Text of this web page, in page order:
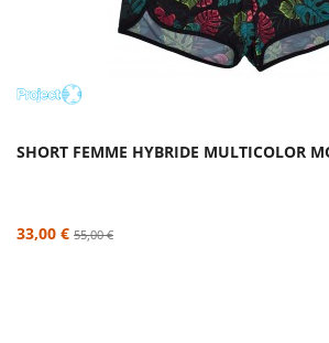
SHORT FEMME HYBRIDE MULTICOLOR
33,00 € 55,00 €